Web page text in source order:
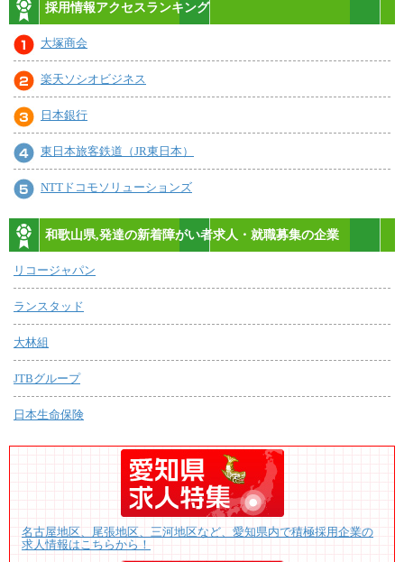
採用情報アクセスランキング
大塚商会
楽天ソシオビジネス
日本銀行
東日本旅客鉄道（JR東日本）
NTTドコモソリューションズ
和歌山県,発達の新着障がい者求人・就職募集の企業
リコージャパン
ランスタッド
大林組
JTBグループ
日本生命保険
名古屋地区、尾張地区、三河地区など、愛知県内で積極採用企業の
求人情報はこちらから！